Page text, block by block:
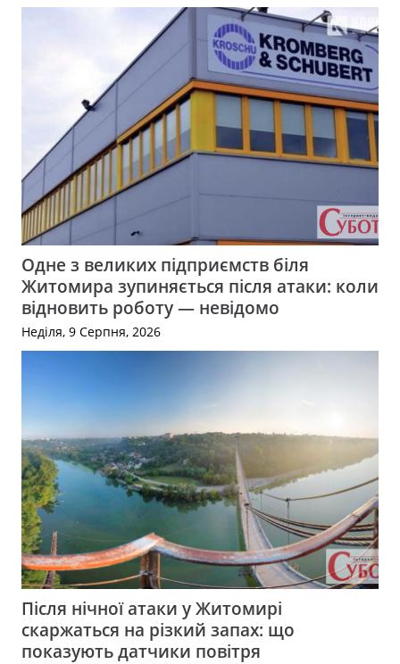
Одне з великих підприємств біля
Житомира зупиняється після атаки: коли
відновить роботу — невідомо
Неділя, 9 Серпня, 2026
Після нічної атаки у Житомирі
скаржаться на різкий запах: що
показують датчики повітря